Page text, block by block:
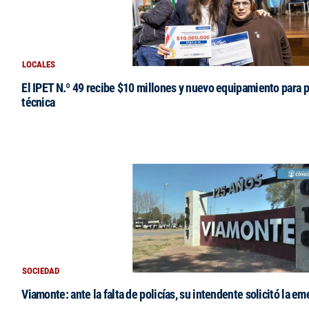
LOCALES
El IPET N.º 49 recibe $10 millones y nuevo equipamiento para
técnica
SOCIEDAD
Viamonte: ante la falta de policías, su intendente solicitó la